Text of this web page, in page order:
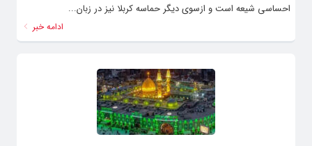
احساسی شیعه است و ازسوی دیگر حماسه کربلا نیز در زبان...
ادامه خبر